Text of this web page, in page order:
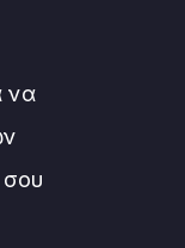
να
σου